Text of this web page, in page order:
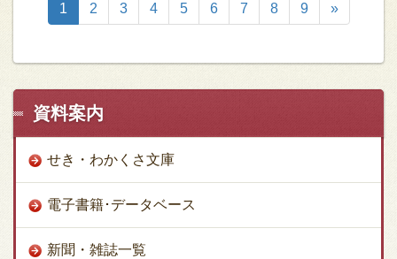
1 2 3 4 5 6 7 8 9 »
資料案内
せき・わかくさ文庫
電子書籍･データベース
新聞・雑誌一覧